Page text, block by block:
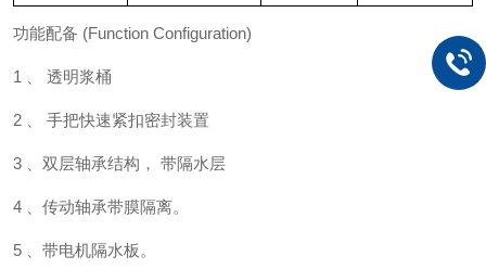
功能配备 (Function Configuration)
1 、 透明浆桶
2 、 手把快速紧扣密封装置
3 、双层轴承结构， 带隔水层
4 、传动轴承带膜隔离。
5 、带电机隔水板。